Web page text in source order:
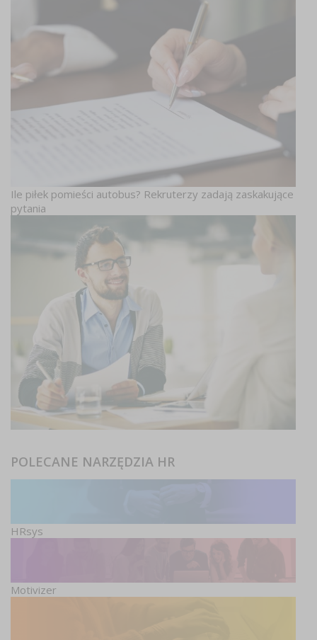
Ile piłek pomieści autobus? Rekruterzy zadają zaskakujące
pytania
POLECANE NARZĘDZIA HR
HRsys
Motivizer